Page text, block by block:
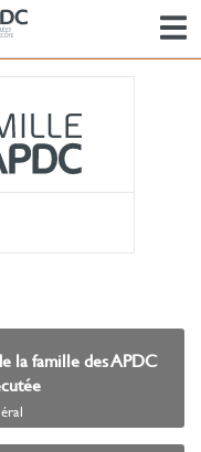
la famille des APDC